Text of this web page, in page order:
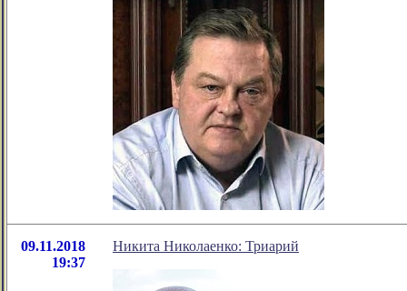
09.11.2018
19:37
Никита Николаенко: Триарий